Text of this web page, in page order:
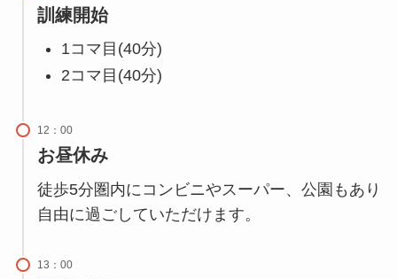
訓練開始
1コマ目(40分)
2コマ目(40分)
12：00
お昼休み
徒歩5分圏内にコンビニやスーパー、公園もあり
自由に過ごしていただけます。
13：00